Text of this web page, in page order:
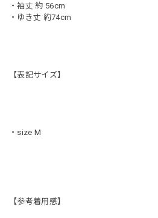
・袖丈 約 56cm
・ゆき丈 約74cm
【表記サイズ】
・size M
【参考着用感】